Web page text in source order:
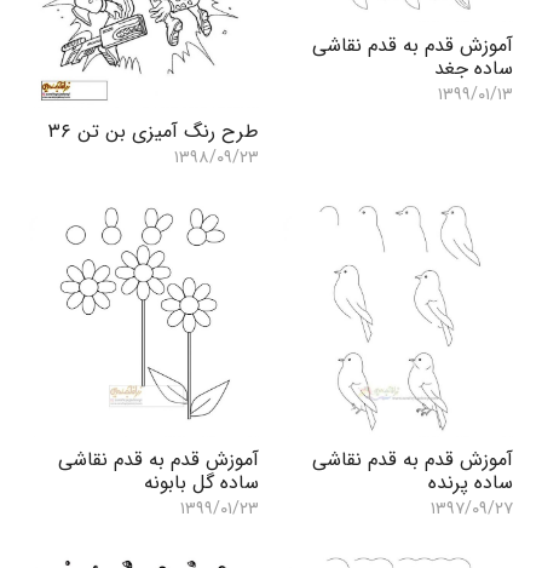
آموزش قدم به قدم نقاشی
ساده جغد
۱۳۹۹/۰۱/۱۳
طرح رنگ آمیزی بن تن ۳۶
۱۳۹۸/۰۹/۲۳
آموزش قدم به قدم نقاشی
ساده پرنده
۱۳۹۷/۰۹/۲۷
آموزش قدم به قدم نقاشی
ساده گل بابونه
۱۳۹۹/۰۱/۲۳